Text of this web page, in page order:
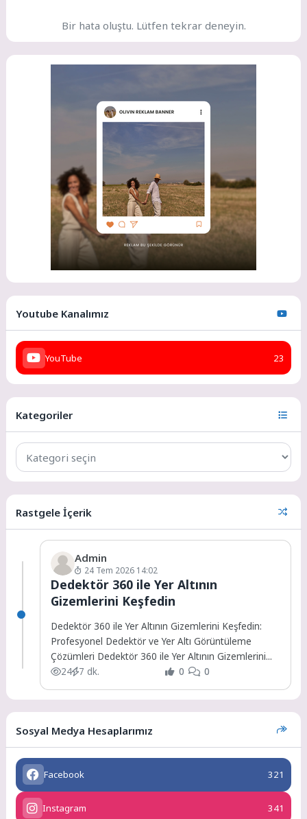
Bir hata oluştu. Lütfen tekrar deneyin.
Youtube Kanalımız
YouTube 23
Kategoriler
Rastgele İçerik
Admin
24 Tem 2026 14:02
Dedektör 360 ile Yer Altının
Gizemlerini Keşfedin
Dedektör 360 ile Yer Altının Gizemlerini Keşfedin:
Profesyonel Dedektör ve Yer Altı Görüntüleme
Çözümleri Dedektör 360 ile Yer Altının Gizemlerini...
24 7 dk. 0 0
Sosyal Medya Hesaplarımız
Facebook 321
Instagram 341